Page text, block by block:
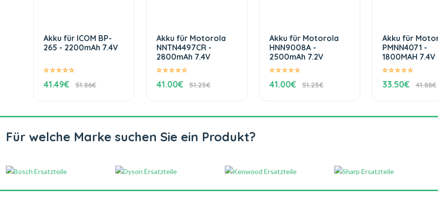
Akku für ICOM BP-
265 - 2200mAh 7.4V
41.49€ 51.86€
Akku für Motorola
NNTN4497CR -
2800mAh 7.4V
41.00€ 51.25€
Akku für Motorola
HNN9008A -
2500mAh 7.2V
41.00€ 51.25€
Akku für
PMNN4071 -
1800MAH 7.4V
33.50€ 41.88€
Für welche Marke suchen Sie ein Produkt?